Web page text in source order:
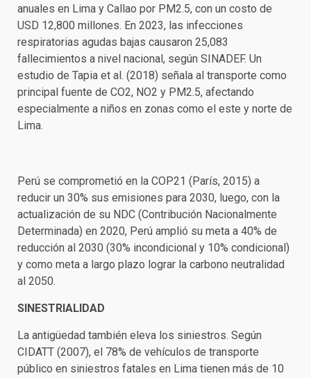
anuales en Lima y Callao por PM2.5, con un costo de
USD 12,800 millones. En 2023, las infecciones
respiratorias agudas bajas causaron 25,083
fallecimientos a nivel nacional, según SINADEF. Un
estudio de Tapia et al. (2018) señala al transporte como
principal fuente de CO2, NO2 y PM2.5, afectando
especialmente a niños en zonas como el este y norte de
Lima.
Perú se comprometió en la COP21 (París, 2015) a
reducir un 30% sus emisiones para 2030, luego, con la
actualización de su NDC (Contribución Nacionalmente
Determinada) en 2020, Perú amplió su meta a 40% de
reducción al 2030 (30% incondicional y 10% condicional)
y como meta a largo plazo lograr la carbono neutralidad
al 2050.
SINESTRIALIDAD
La antigüedad también eleva los siniestros. Según
CIDATT (2007), el 78% de vehículos de transporte
público en siniestros fatales en Lima tienen más de 10